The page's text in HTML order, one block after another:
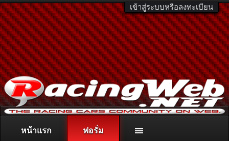
เข้าสู่ระบบหรือลงทะเบียน
ติดต่อลงโฆษณา racingweb@gmail.comหรือโทร. 081-811-1138
หน้าแรก ฟอรั่ม